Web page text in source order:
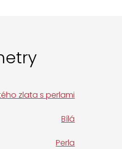
zlata s perlami
Bílá
Perla